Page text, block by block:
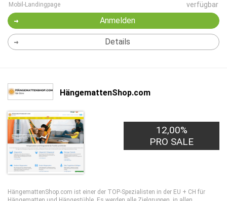
Mobil-Landingpage verfügbar
Anmelden
Details
HängemattenShop.com
12,00%
PRO SALE
HängemattenShop.com ist einer der TOP-Spezialisten in der EU + CH für